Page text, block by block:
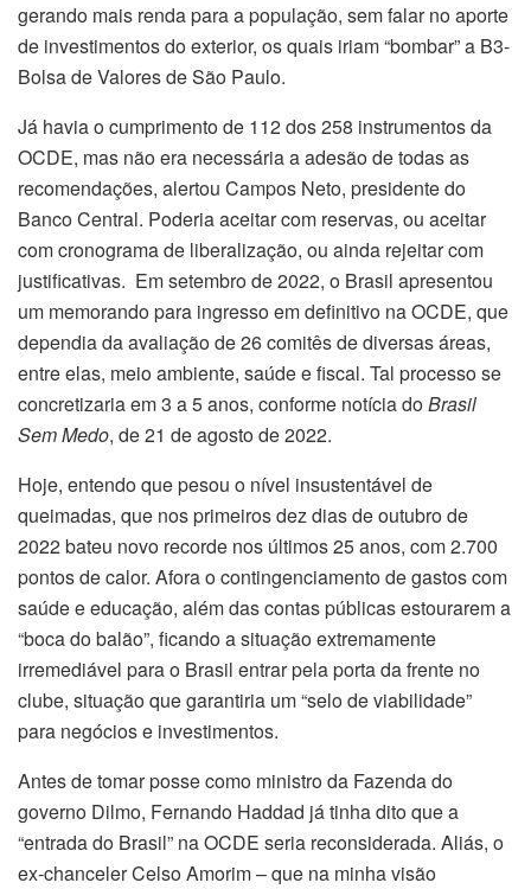
gerando mais renda para a população, sem falar no aporte
de investimentos do exterior, os quais iriam “bombar” a B3-
Bolsa de Valores de São Paulo.
Já havia o cumprimento de 112 dos 258 instrumentos da
OCDE, mas não era necessária a adesão de todas as
recomendações, alertou Campos Neto, presidente do
Banco Central. Poderia aceitar com reservas, ou aceitar
com cronograma de liberalização, ou ainda rejeitar com
justificativas. Em setembro de 2022, o Brasil apresentou
um memorando para ingresso em definitivo na OCDE, que
dependia da avaliação de 26 comitês de diversas áreas,
entre elas, meio ambiente, saúde e fiscal. Tal processo se
concretizaria em 3 a 5 anos, conforme notícia doBrasil
Sem Medo, de 21 de agosto de 2022.
Hoje, entendo que pesou o nível insustentável de
queimadas, que nos primeiros dez dias de outubro de
2022 bateu novo recorde nos últimos 25 anos, com 2.700
pontos de calor. Afora o contingenciamento de gastos com
saúde e educação, além das contas públicas estourarem a
“boca do balão”, ficando a situação extremamente
irremediável para o Brasil entrar pela porta da frente no
clube, situação que garantiria um “selo de viabilidade”
para negócios e investimentos.
Antes de tomar posse como ministro da Fazenda do
governo Dilmo, Fernando Haddad já tinha dito que a
“entrada do Brasil” na OCDE seria reconsiderada. Aliás, o
ex-chanceler Celso Amorim – que na minha visão